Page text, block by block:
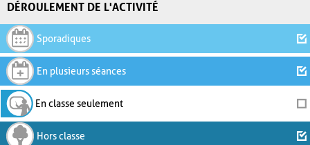
DÉROULEMENT DE L'ACTIVITÉ
Sporadiques
En plusieurs séances
En classe seulement
Hors classe